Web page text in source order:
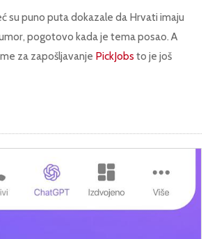
su puno puta dokazale da Hrvati imaju
pogotovo kada je tema posao. A
za zapošljavanje PickJobs to je još